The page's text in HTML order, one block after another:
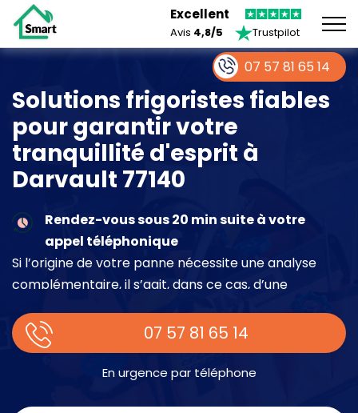
Excellent
Avis 4,8/5 Trustpilot
Solutions frigoristes fiables
pour garantir votre
tranquillité d'esprit à
Darvault 77140
Rendez-vous sous 20 min suite à votre
appel téléphonique
Si l’origine de votre panne nécessite une analyse
complémentaire, il s’agit, dans ce cas, d’une
place.
07 57 81 65 14
En urgence par téléphone
07 57 81 65 14